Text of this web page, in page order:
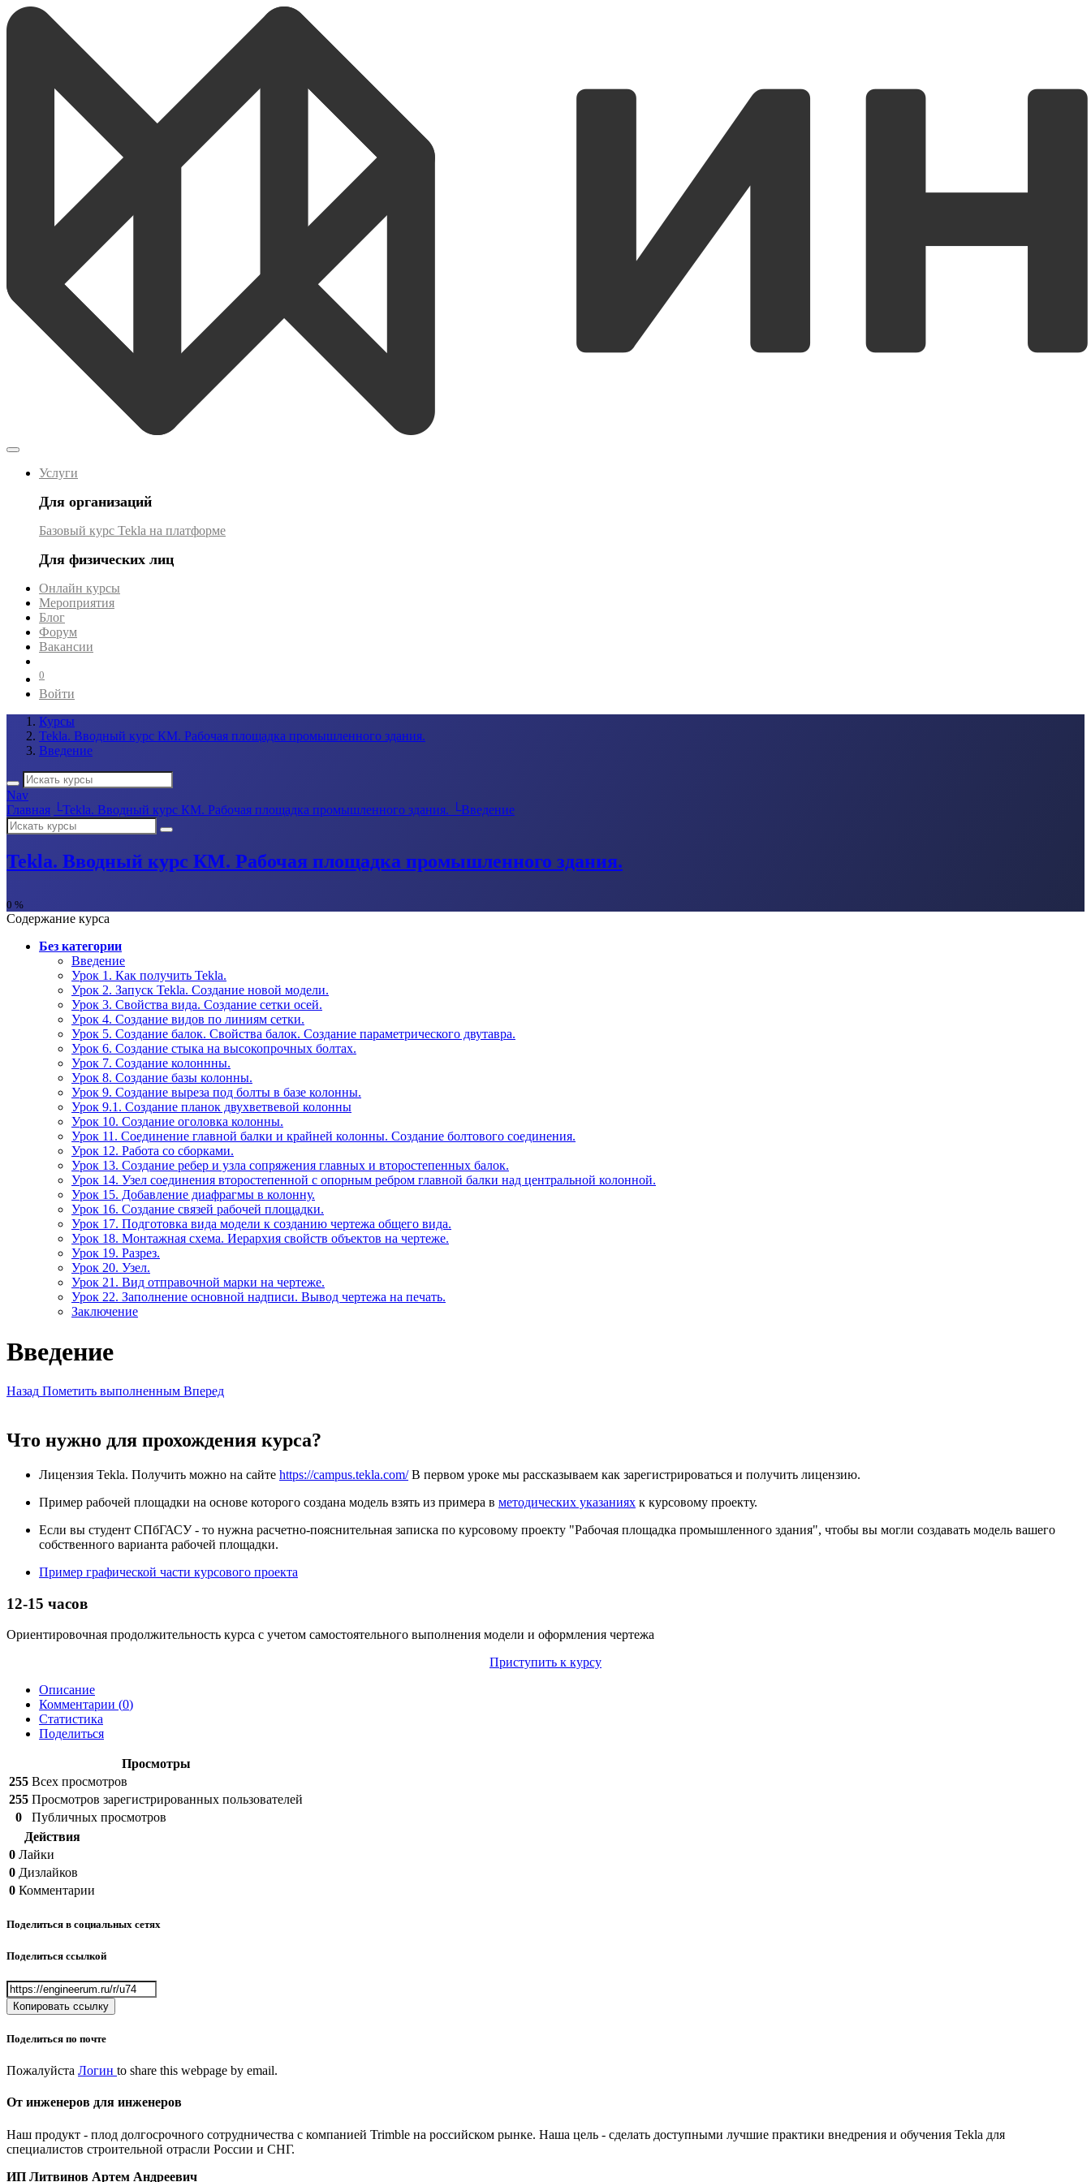
Услуги
Для организаций
Базовый курс Tekla на платформе
Для физических лиц
Онлайн курсы
Мероприятия
Блог
Форум
Вакансии
0
Войти
Курсы
Tekla. Вводный курс КМ. Рабочая площадка промышленного здания.
Введение
Nav
Главная └Tekla. Вводный курс КМ. Рабочая площадка промышленного здания. └Введение
Tekla. Вводный курс КМ. Рабочая площадка промышленного здания.
0 %
Содержание курса
Без категории
Введение
Урок 1. Как получить Tekla.
Урок 2. Запуск Tekla. Создание новой модели.
Урок 3. Свойства вида. Создание сетки осей.
Урок 4. Создание видов по линиям сетки.
Урок 5. Создание балок. Свойства балок. Создание параметрического двутавра.
Урок 6. Создание стыка на высокопрочных болтах.
Урок 7. Создание колоннны.
Урок 8. Создание базы колонны.
Урок 9. Создание выреза под болты в базе колонны.
Урок 9.1. Создание планок двухветвевой колонны
Урок 10. Создание оголовка колонны.
Урок 11. Соединение главной балки и крайней колонны. Создание болтового соединения.
Урок 12. Работа со сборками.
Урок 13. Создание ребер и узла сопряжения главных и второстепенных балок.
Урок 14. Узел соединения второстепенной с опорным ребром главной балки над центральной колонной.
Урок 15. Добавление диафрагмы в колонну.
Урок 16. Создание связей рабочей площадки.
Урок 17. Подготовка вида модели к созданию чертежа общего вида.
Урок 18. Монтажная схема. Иерархия свойств объектов на чертеже.
Урок 19. Разрез.
Урок 20. Узел.
Урок 21. Вид отправочной марки на чертеже.
Урок 22. Заполнение основной надписи. Вывод чертежа на печать.
Заключение
Введение
Назад Пометить выполненным Вперед
Что нужно для прохождения курса?
Лицензия Tekla. Получить можно на сайте https://campus.tekla.com/В первом уроке мы рассказываем как зарегистрироваться и получить лицензию.
Пример рабочей площадки на основе которого создана модель взять из примера в методических указаниях к курсовому проекту.
Если вы студент СПбГАСУ - то нужна расчетно-пояснительная записка по курсовому проекту "Рабочая площадка промышленного здания", чтобы вы могли создавать модель вашего
собственного варианта рабочей площадки.
Пример графической части курсового проекта
12-15 часов
Ориентировочная продолжительность курса с учетом самостоятельного выполнения модели и оформления чертежа
Приступить к курсу
Описание
Комментарии (0)
Статистика
Поделиться
Просмотры
255 Всех просмотров
255 Просмотров зарегистрированных пользователей
0
Публичных просмотров
Действия
0 Лайки
0 Дизлайков
0 Комментарии
Поделиться в социальных сетях
Поделиться ссылкой
Копировать ссылку
Поделиться по почте
Пожалуйста Логин to share this webpage by email.
От инженеров для инженеров
Наш продукт - плод долгосрочного сотрудничества с компанией Trimble на российском рынке. Наша цель - сделать доступными лучшие практики внедрения и обучения Tekla для
специалистов строительной отрасли России и СНГ.
ИП Литвинов Артем Андреевич